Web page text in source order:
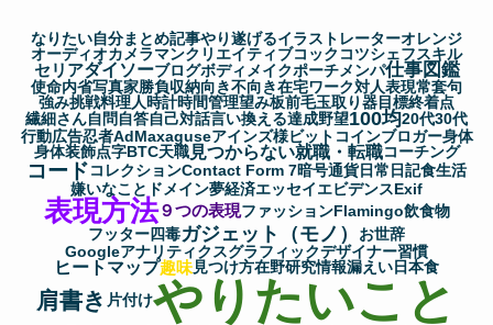
イ
ブ
なりたい自分まとめ記事やり遂げるイラストレーターオレンジ
オーディオカメラマンクリエイティブコック コツシェフスキル
セリアダイソーブログボディメイクポーチメンパ仕事図鑑
使命内省写真家勝負収納向き不向き在宅ワーク対人表現常套句
強み挑戦料理人時計時間管理望み板前毛玉取り器目標終着点
繊細さん自問自答自己対話言い換える達成野望100均20代30代
行動広告忍者AdMaxaguseアインズ様ビットコインブロガー身体
身体装飾点字BTC天職見つからない就職・転職コーチング
コードコレクションContact Form 7暗号通貨日常 日記食生活
嫌いなこと ドメイン夢経済エッセイエビデンスExif
表現方法９つの表現ファッションFlamingo飲食物
フッター四毒ガジェット（モノ）
お世辞
Googleアナリティクスグラフィックデザイナー習慣
ヒートマップ趣味見つけ方在野研究情報漏えい日本食
肩書き 片付けやりたいこと